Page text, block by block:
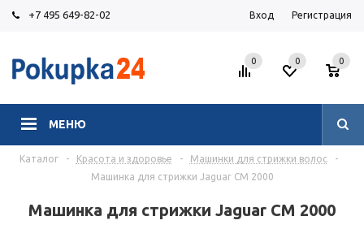
+7 495 649-82-02 Вход Регистрация
МЕНЮ
0 0
0
Каталог - Красота и здоровье - Машинки для стрижки волос
-
Машинка для стрижки Jaguar CM 2000
Машинка для стрижки Jaguar CM 2000